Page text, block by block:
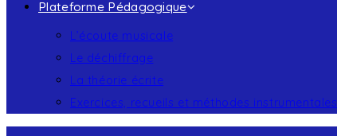
Plateforme Pédagogique
L’écoute musicale
Le déchiffrage
La théorie écrite
Exercices, recueils et méthodes instrumentales